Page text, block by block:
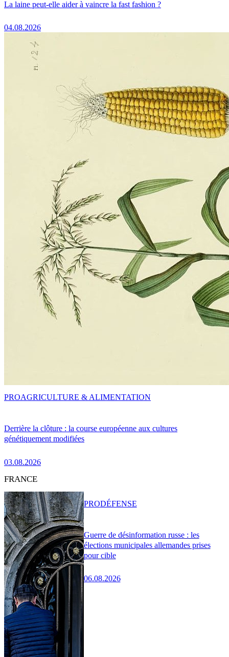
La laine peut-elle aider à vaincre la fast fashion ?
04.08.2026
Derrière la clôture : la course européenne aux cultures
génétiquement modifiées
03.08.2026
PROAGRICULTURE & ALIMENTATION
FRANCE
Guerre de désinformation russe : les
élections municipales allemandes prises
pour cible
06.08.2026
PRODÉFENSE